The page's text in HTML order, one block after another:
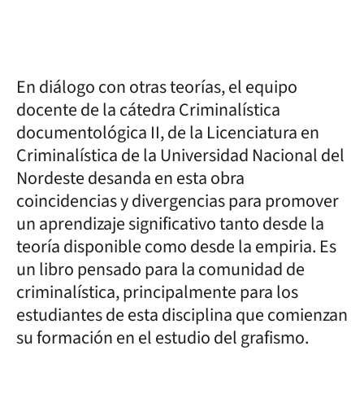
En diálogo con otras teorías, el equipo
docente de la cátedra Criminalística
documentológica II, de la Licenciatura en
Criminalística de la Universidad Nacional del
Nordeste desanda en esta obra
coincidencias y divergencias para promover
un aprendizaje significativo tanto desde la
teoría disponible como desde la empiria. Es
un libro pensado para la comunidad de
criminalística, principalmente para los
estudiantes de esta disciplina que comienzan
su formación en el estudio del grafismo.